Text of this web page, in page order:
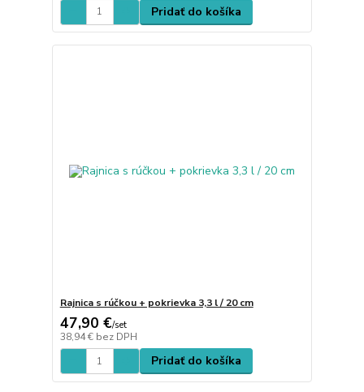
Pridať do košíka
Rajnica s rúčkou + pokrievka 3,3 l / 20 cm
47,90 €/set
38,94 € bez DPH
Pridať do košíka